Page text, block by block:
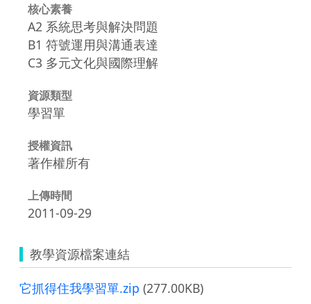
核心素養
A2 系統思考與解決問題
B1 符號運用與溝通表達
C3 多元文化與國際理解
資源類型
學習單
授權資訊
著作權所有
上傳時間
2011-09-29
教學資源檔案連結
它抓得住我學習單.zip (277.00KB)